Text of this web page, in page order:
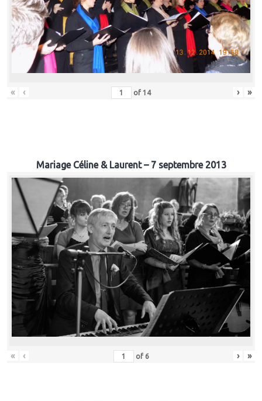
« ‹ of 14 › »
Mariage Céline & Laurent – 7 septembre 2013
« ‹ of 6 › »